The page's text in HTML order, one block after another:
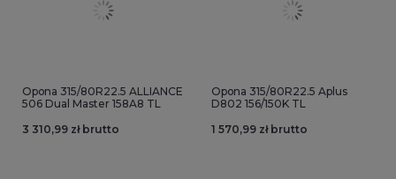
Opona 315/80R22.5 ALLIANCE
506 Dual Master 158A8 TL
3 310,99 zł brutto
Opona 315/80R22.5 Aplus
D802 156/150K TL
1 570,99 zł brutto